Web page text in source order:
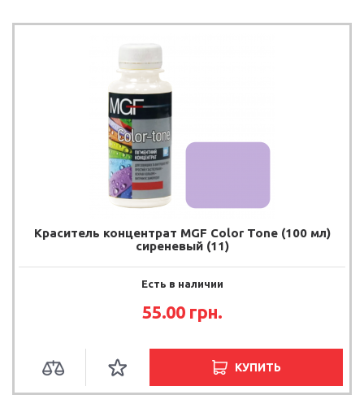
Краситель концентрат MGF Color Tone (100 мл)
сиреневый (11)
Есть в наличии
55.00 грн.
КУПИТЬ